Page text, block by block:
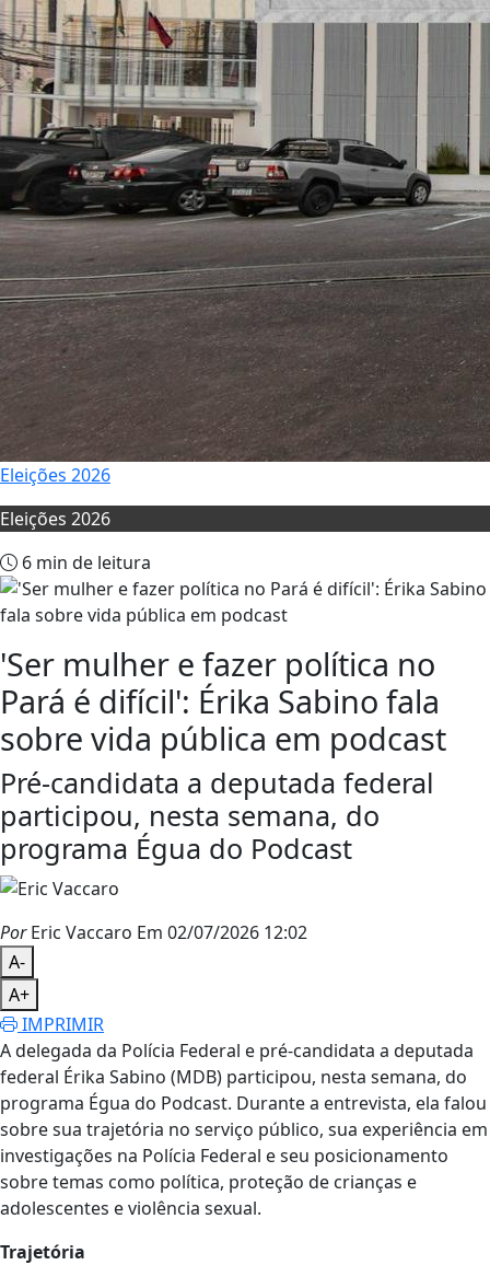
Eleições 2026
Eleições 2026
6 min de leitura
'Ser mulher e fazer política no
Pará é difícil': Érika Sabino fala
sobre vida pública em podcast
Pré-candidata a deputada federal
participou, nesta semana, do
programa Égua do Podcast
PorEric Vaccaro Em 02/07/2026 12:02
A-
A+
IMPRIMIR
A delegada da Polícia Federal e pré-candidata a deputada
federal Érika Sabino (MDB) participou, nesta semana, do
programa Égua do Podcast. Durante a entrevista, ela falou
sobre sua trajetória no serviço público, sua experiência em
investigações na Polícia Federal e seu posicionamento
sobre temas como política, proteção de crianças e
adolescentes e violência sexual.
Trajetória